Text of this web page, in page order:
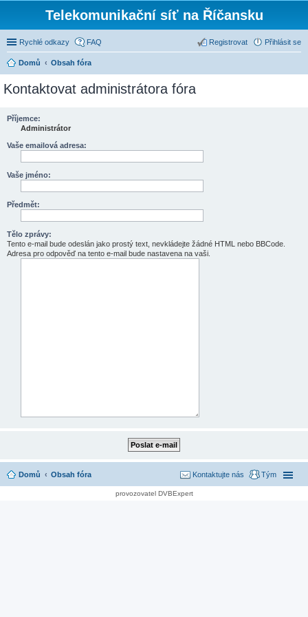
Telekomunikační síť na Říčansku
Rychlé odkazy FAQ Přihlásit se
Registrovat
Domů Obsah fóra
Kontaktovat administrátora fóra
Příjemce:
Administrátor
Vaše emailová adresa:
Vaše jméno:
Předmět:
Tělo zprávy:
Tento e-mail bude odeslán jako prostý text, nevkládejte žádné HTML nebo BBCode.
Adresa pro odpověď na tento e-mail bude nastavena na vaši.
Domů Obsah fóra Tým
Kontaktujte nás
provozovatel DVBExpert